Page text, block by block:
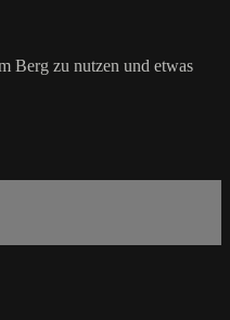
Berg zu nutzen und etwas